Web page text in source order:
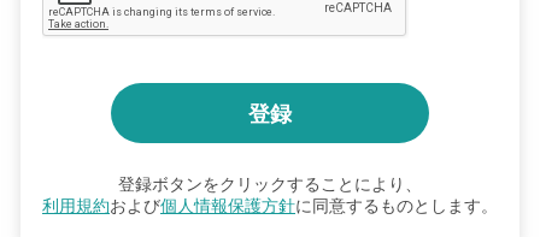
登録ボタンをクリックすることにより、
利用規約および個人情報保護方針に同意するものとします。